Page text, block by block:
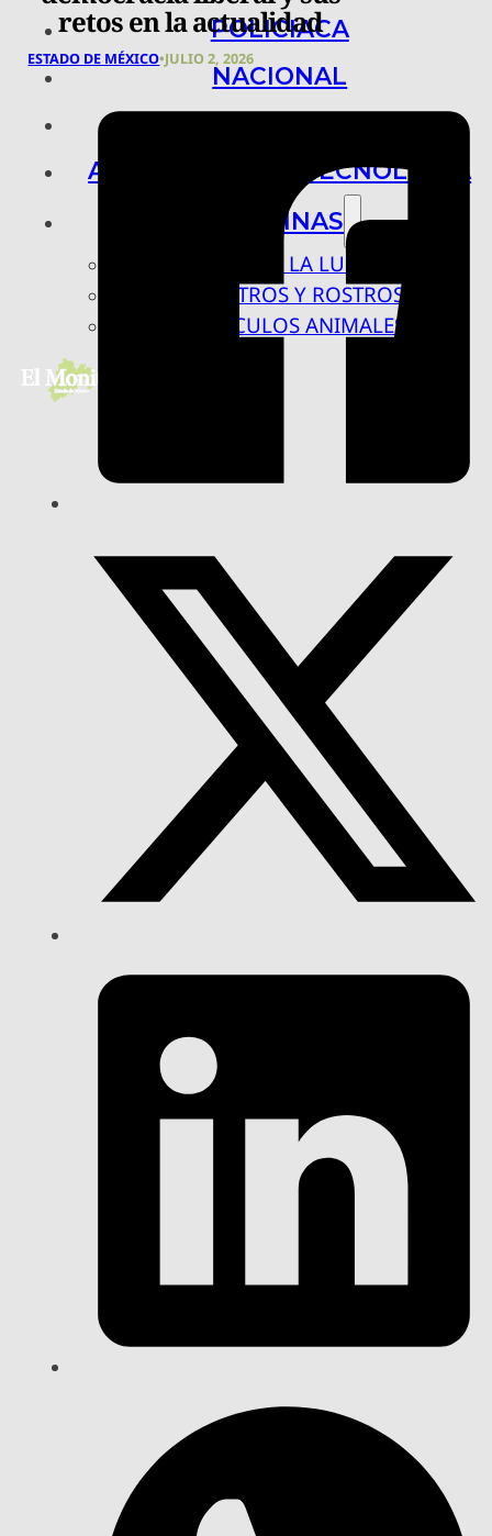
POLICIACA
NACIONAL
ARTE, CIENCIA Y TECNOLOGÍA
COLUMNAS
BAJO LA LUPA
RASTROS Y ROSTROS
VÍNCULOS ANIMALES
retos en la actualidad
ESTADO DE MÉXICO•JULIO 2, 2026